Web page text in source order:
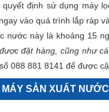
quyết định sử dụng máy
vào quá trình lắp ráp
nước này là khoảng 15
đặt hàng, cũng như
088 881 8141 để được
SẢN XUẤT